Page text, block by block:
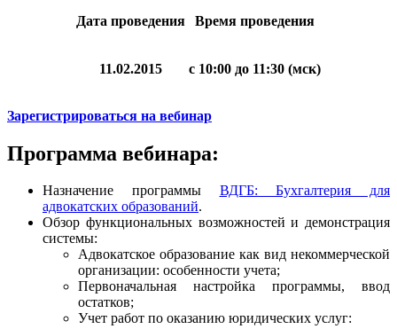
Дата проведения Время проведения
11.02.2015 с 10:00 до 11:30 (мск)
Зарегистрироваться на вебинар
Программа вебинара:
Назначение программы ВДГБ: Бухгалтерия для
адвокатских образований.
Обзор функциональных возможностей и демонстрация
системы:
Адвокатское образование как вид некоммерческой
организации: особенности учета;
Первоначальная настройка программы, ввод
остатков;
Учет работ по оказанию юридических услуг: